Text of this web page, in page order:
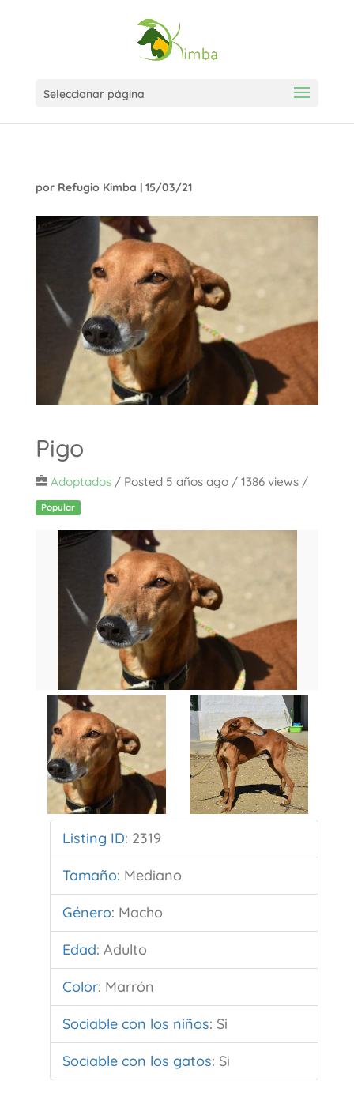
Seleccionar página
por Refugio Kimba | 15/03/21
Pigo
Adoptados/ Posted 5 años ago/ 1386 views /
Popular
Listing ID: 2319
Tamaño: Mediano
Género: Macho
Edad: Adulto
Color: Marrón
Sociable con los niños: Si
Sociable con los gatos: Si